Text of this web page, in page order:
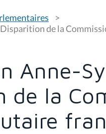
de la
Anne-
de la